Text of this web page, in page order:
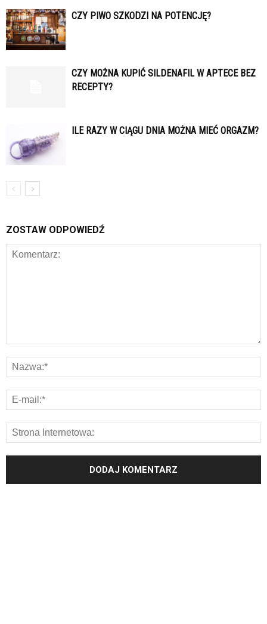
CZY PIWO SZKODZI NA POTENCJĘ?
CZY MOŻNA KUPIĆ SILDENAFIL W APTECE BEZ
RECEPTY?
ILE RAZY W CIĄGU DNIA MOŻNA MIEĆ ORGAZM?
ZOSTAW ODPOWIEDŹ